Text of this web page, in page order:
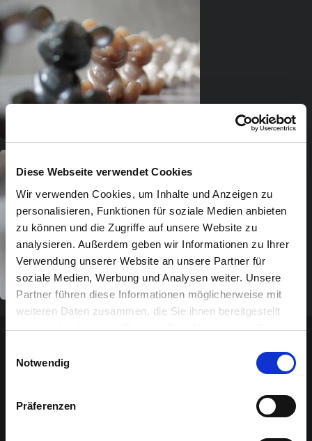
Diese Webseite verwendet Cookies
Wir verwenden Cookies, um Inhalte und Anzeigen zu
personalisieren, Funktionen für soziale Medien anbieten
zu können und die Zugriffe auf unsere Website zu
analysieren. Außerdem geben wir Informationen zu Ihrer
Verwendung unserer Website an unsere Partner für
soziale Medien, Werbung und Analysen weiter. Unsere
Partner führen diese Informationen möglicherweise mit
weiteren Daten zusammen, die Sie ihnen bereitgestellt
haben oder die sie im Rahmen Ihrer Nutzung der Dienste
Notwendig
Präferenzen
Was müssen Sie wissen, um sich auf Ihren Besuch